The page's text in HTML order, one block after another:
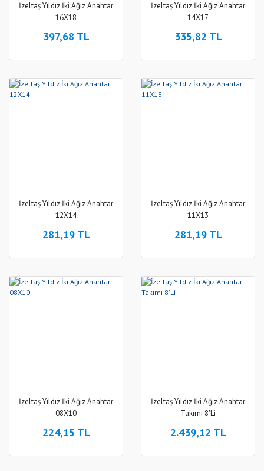
İzeltaş Yıldız İki Ağız Anahtar
16X18
397,68 TL
İzeltaş Yıldız İki Ağız Anahtar
14X17
335,82 TL
İzeltaş Yıldız İki Ağız Anahtar
12X14
281,19 TL
İzeltaş Yıldız İki Ağız Anahtar
11X13
281,19 TL
İzeltaş Yıldız İki Ağız Anahtar
08X10
224,15 TL
İzeltaş Yıldız İki Ağız Anahtar
Takımı 8'Li
2.439,12 TL